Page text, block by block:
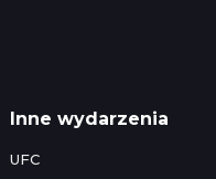
Inne wydarzenia
UFC